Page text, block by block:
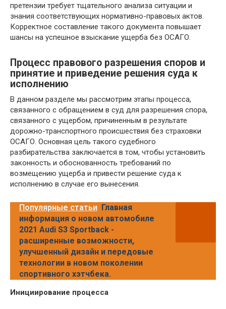
претензии требует тщательного анализа ситуации и
знания соответствующих нормативно-правовых актов.
Корректное составление такого документа повышает
шансы на успешное взыскание ущерба без ОСАГО.
Процесс правового разрешения споров и
принятие и приведение решения суда к
исполнению
В данном разделе мы рассмотрим этапы процесса,
связанного с обращением в суд для разрешения спора,
связанного с ущербом, причиненным в результате
дорожно-транспортного происшествия без страховки
ОСАГО. Основная цель такого судебного
разбирательства заключается в том, чтобы установить
законность и обоснованность требований по
возмещению ущерба и привести решение суда к
исполнению в случае его вынесения.
Популярные статьи Главная
информация о новом автомобиле
2021 Audi S3 Sportback -
расширенные возможности,
улучшенный дизайн и передовые
технологии в новом поколении
спортивного хэтчбека.
Инициирование процесса